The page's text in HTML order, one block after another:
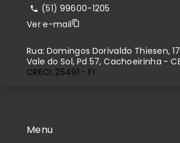
Menu
(51) 99600-1205
Ver e-mail
Rua: Domingos Dorivaldo Thiesen,
Vale do Sol, Pd 57, Cachoeirinha -
CRECI: 25491 - FI